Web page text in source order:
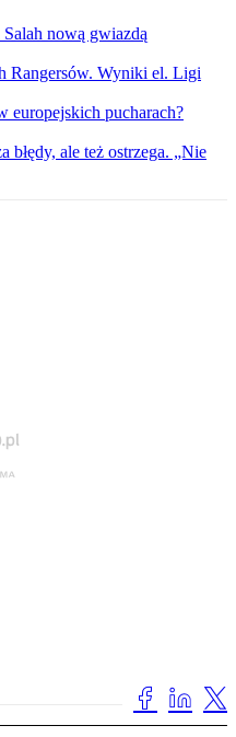
nową gwiazdą
Rangersów. Wyniki el. Ligi
europejskich pucharach?
błędy, ale też ostrzega. „Nie